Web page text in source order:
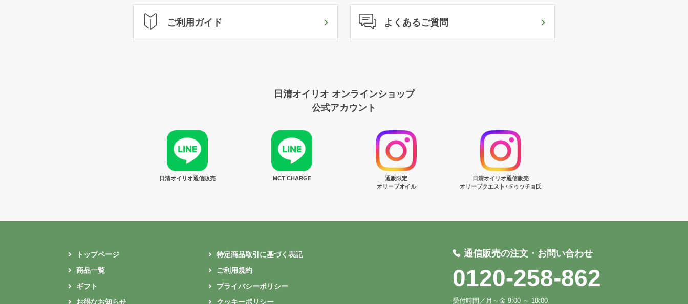
ご利用ガイド よくあるご質問
日清オイリオ オンラインショップ
公式アカウント
日清オイリオ通信販売 MCT CHARGE
通販限定
オリーブオイル
日清オイリオ通信販売
オリーブクエスト･ドゥッチョ氏
トップページ
特定商品取引に基づく表記
商品一覧
ご利用規約
ギフト
プライバシーポリシー
お得なお知らせ
クッキーポリシー
通信販売の注文・お問い合わせ
0120-258-862
受付時間／月～金 9:00 ～ 18:00